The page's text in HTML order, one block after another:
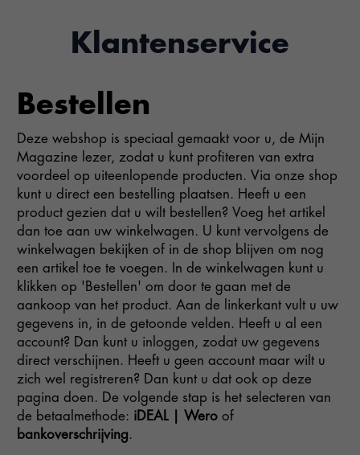
Klantenservice
Bestellen
Deze webshop is speciaal gemaakt voor u, de Mijn
Magazine lezer, zodat u kunt profiteren van extra
voordeel op uiteenlopende producten. Via onze shop
kunt u direct een bestelling plaatsen. Heeft u een
product gezien dat u wilt bestellen? Voeg het artikel
dan toe aan uw winkelwagen. U kunt vervolgens de
winkelwagen bekijken of in de shop blijven om nog
een artikel toe te voegen. In de winkelwagen kunt u
klikken op 'Bestellen' om door te gaan met de
aankoop van het product. Aan de linkerkant vult u uw
gegevens in, in de getoonde velden. Heeft u al een
account? Dan kunt u inloggen, zodat uw gegevens
direct verschijnen. Heeft u geen account maar wilt u
zich wel registreren? Dan kunt u dat ook op deze
pagina doen. De volgende stap is het selecteren van
de betaalmethode: iDEAL | Wero of
bankoverschrijving.